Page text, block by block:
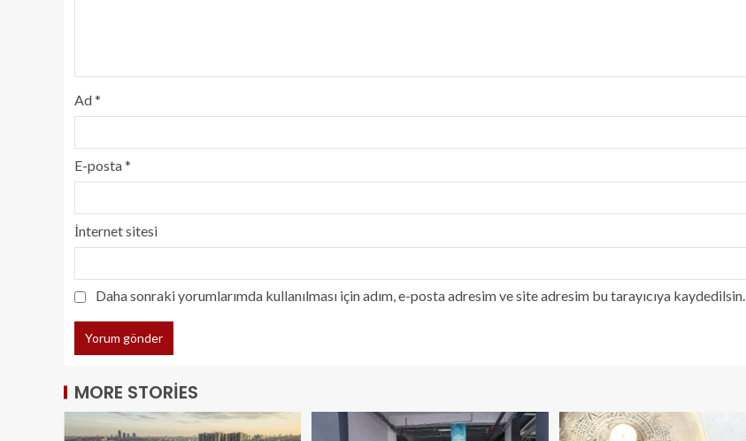
Ad*
E-posta*
İnternet sitesi
Daha sonraki yorumlarımda kullanılması için adım, e-posta adresim ve site adresim bu tarayıcıya kaydedilsin.
MORE STORIES